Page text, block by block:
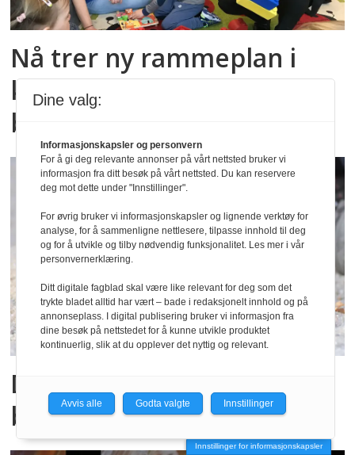
Nå trer ny rammeplan i
kraft: Tror den vil gjøre
barnehager bedre
Dette er nytt til
barnehagestart 2017
Innstillinger for informasjonskapsler
Dine valg:
Informasjonskapsler og personvern
For å gi deg relevante annonser på vårt nettsted bruker vi
informasjon fra ditt besøk på vårt nettsted. Du kan reservere
deg mot dette under "Innstillinger".
For øvrig bruker vi informasjonskapsler og lignende verktøy for
analyse, for å sammenligne nettlesere, tilpasse innhold til deg
og for å utvikle og tilby nødvendig funksjonalitet. Les mer i vår
personvernerklæring.
Ditt digitale fagblad skal være like relevant for deg som det
trykte bladet alltid har vært – bade i redaksjonelt innhold og på
annonseplass. I digital publisering bruker vi informasjon fra
dine besøk på nettstedet for å kunne utvikle produktet
kontinuerlig, slik at du opplever det nyttig og relevant.
Avvis alle Godta valgte Innstillinger